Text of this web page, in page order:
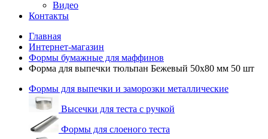
Видео
Контакты
Главная
Интернет-магазин
Формы бумажные для маффинов
Форма для выпечки тюльпан Бежевый 50x80 мм 50 шт
Формы для выпечки и заморозки металлические
Высечки для теста с ручкой
Формы для слоеного теста